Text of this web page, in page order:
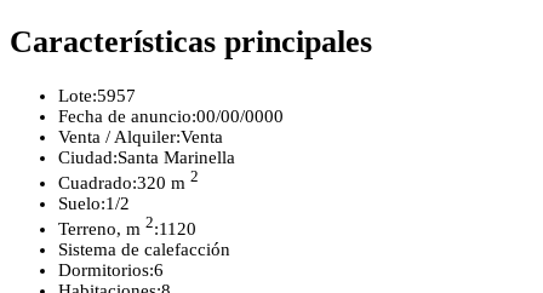
Características principales
Lote:5957
Fecha de anuncio:00/00/0000
Venta / Alquiler:Venta
Ciudad:Santa Marinella
Cuadrado:320 m 2
Suelo:1/2
Terreno, m 2:1120
Sistema de calefacción
Dormitorios:6